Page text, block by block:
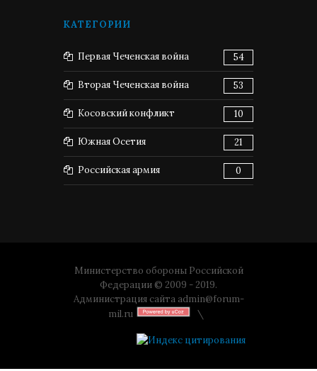
КАТЕГОРИИ
Первая Чеченская война 54
Вторая Чеченская война 53
Косовский конфликт 10
Южная Осетия 21
Российская армия 0
Министерство обороны Российской
Федерации © 2009 - 2019.
Администрация сайта admin@forum-
mil.ru